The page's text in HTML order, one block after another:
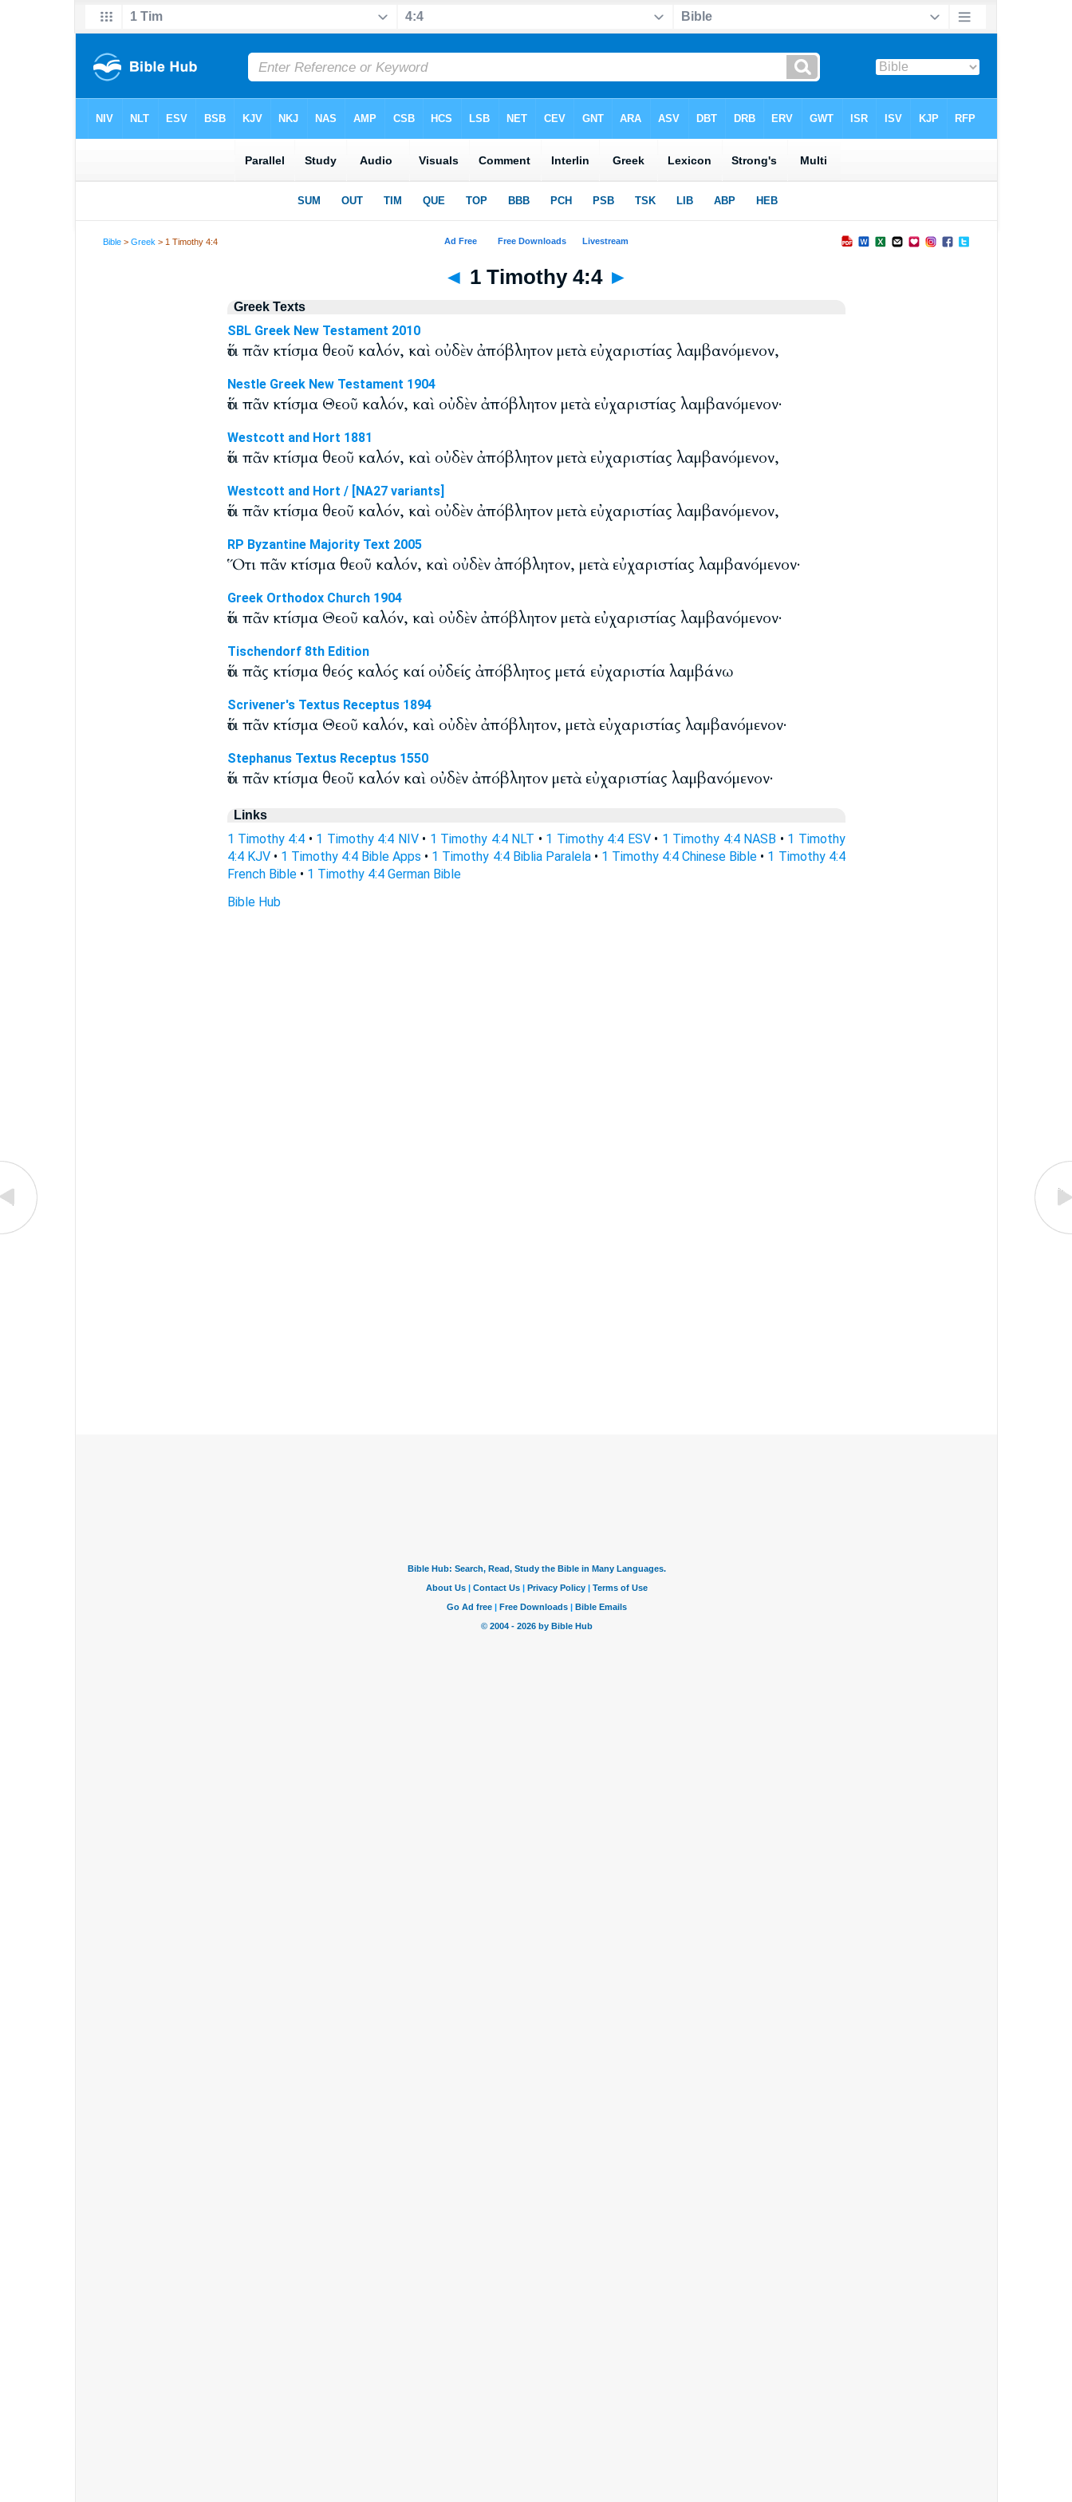
Bible >Greek > 1 Timothy 4:4
◄ 1 Timothy 4:4 ►
Greek Texts
SBL Greek New Testament 2010
ὅτι πᾶν κτίσμα θεοῦ καλόν, καὶ οὐδὲν ἀπόβλητον μετὰ εὐχαριστίας λαμβανόμενον,
Nestle Greek New Testament 1904
ὅτι πᾶν κτίσμα Θεοῦ καλόν, καὶ οὐδὲν ἀπόβλητον μετὰ εὐχαριστίας λαμβανόμενον·
Westcott and Hort 1881
ὅτι πᾶν κτίσμα θεοῦ καλόν, καὶ οὐδὲν ἀπόβλητον μετὰ εὐχαριστίας λαμβανόμενον,
Westcott and Hort / [NA27 variants]
ὅτι πᾶν κτίσμα θεοῦ καλόν, καὶ οὐδὲν ἀπόβλητον μετὰ εὐχαριστίας λαμβανόμενον,
RP Byzantine Majority Text 2005
Ὅτι πᾶν κτίσμα θεοῦ καλόν, καὶ οὐδὲν ἀπόβλητον, μετὰ εὐχαριστίας λαμβανόμενον·
Greek Orthodox Church 1904
ὅτι πᾶν κτίσμα Θεοῦ καλόν, καὶ οὐδὲν ἀπόβλητον μετὰ εὐχαριστίας λαμβανόμενον·
Tischendorf 8th Edition
ὅτι πᾶς κτίσμα θεός καλός καί οὐδείς ἀπόβλητος μετά εὐχαριστία λαμβάνω
Scrivener's Textus Receptus 1894
ὅτι πᾶν κτίσμα Θεοῦ καλόν, καὶ οὐδὲν ἀπόβλητον, μετὰ εὐχαριστίας λαμβανόμενον·
Stephanus Textus Receptus 1550
ὅτι πᾶν κτίσμα θεοῦ καλόν καὶ οὐδὲν ἀπόβλητον μετὰ εὐχαριστίας λαμβανόμενον·
Links
1 Timothy 4:4 • 1 Timothy 4:4 NIV• 1 Timothy 4:4 NLT • 1 Timothy 4:4 ESV• 1 Timothy 4:4 NASB • 1 Timothy
4:4 KJV• 1 Timothy 4:4 Bible Apps • 1 Timothy 4:4 Biblia Paralela• 1 Timothy 4:4 Chinese Bible • 1 Timothy 4:4
French Bible• 1 Timothy 4:4 German Bible
Bible Hub